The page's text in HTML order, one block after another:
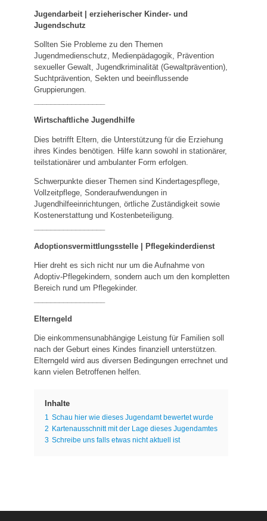
Jugendarbeit | erzieherischer Kinder- und
Jugendschutz
Sollten Sie Probleme zu den Themen
Jugendmedienschutz, Medienpädagogik, Prävention
sexueller Gewalt, Jugendkriminalität (Gewaltprävention),
Suchtprävention, Sekten und beeinflussende
Gruppierungen.
Wirtschaftliche Jugendhilfe
Dies betrifft Eltern, die Unterstützung für die Erziehung
ihres Kindes benötigen. Hilfe kann sowohl in stationärer,
teilstationärer und ambulanter Form erfolgen.
Schwerpunkte dieser Themen sind Kindertagespflege,
Vollzeitpflege, Sonderaufwendungen in
Jugendhilfeeinrichtungen, örtliche Zuständigkeit sowie
Kostenerstattung und Kostenbeteiligung.
Adoptionsvermittlungsstelle | Pflegekinderdienst
Hier dreht es sich nicht nur um die Aufnahme von
Adoptiv-Pflegekindern, sondern auch um den kompletten
Bereich rund um Pflegekinder.
Elterngeld
Die einkommensunabhängige Leistung für Familien soll
nach der Geburt eines Kindes finanziell unterstützen.
Elterngeld wird aus diversen Bedingungen errechnet und
kann vielen Betroffenen helfen.
Inhalte
1 Schau hier wie dieses Jugendamt bewertet wurde
2 Kartenausschnitt mit der Lage dieses Jugendamtes
3 Schreibe uns falls etwas nicht aktuell ist